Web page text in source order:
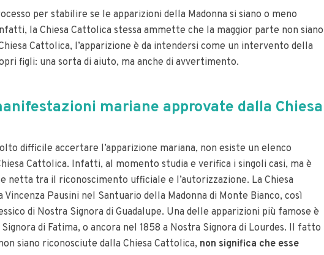
per stabilire se le apparizioni della Madonna si siano o meno
la Chiesa Cattolica stessa ammette che la maggior parte non siano
Cattolica, l’apparizione è da intendersi come un intervento della
figli: una sorta di aiuto, ma anche di avvertimento.
mariane approvate dalla Chiesa
difficile accertare l’apparizione mariana, non esiste un elenco
Cattolica. Infatti, al momento studia e verifica i singoli casi, ma è
netta tra il riconoscimento ufficiale e l’autorizzazione. La Chiesa
Vincenza Pausini nel Santuario della Madonna di Monte Bianco, così
di Nostra Signora di Guadalupe. Una delle apparizioni più famose è
di Fatima, o ancora nel 1858 a Nostra Signora di Lourdes. Il fatto
siano riconosciute dalla Chiesa Cattolica, non significa che esse